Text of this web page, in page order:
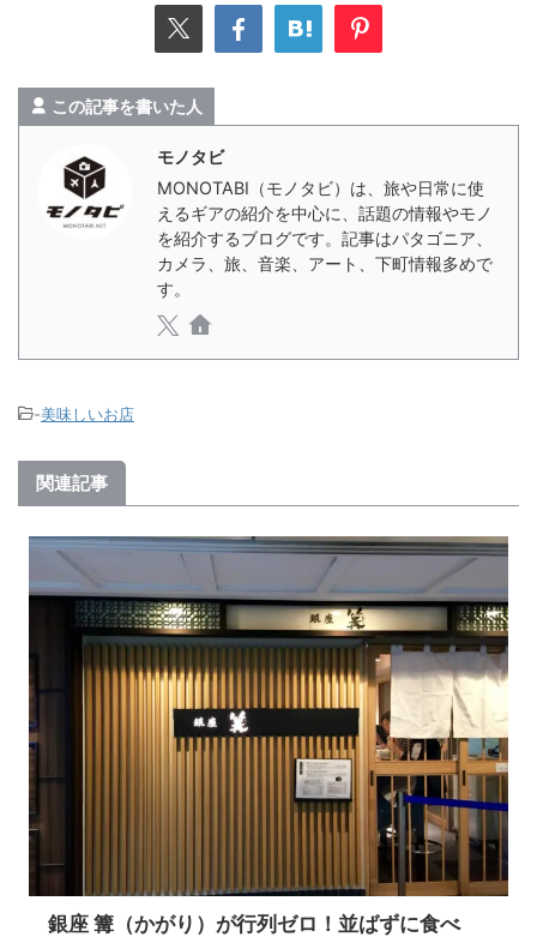
この記事を書いた人
モノタビ
MONOTABI（モノタビ）は、旅や日常に使
えるギアの紹介を中心に、話題の情報やモノ
を紹介するブログです。記事はパタゴニア、
カメラ、旅、音楽、アート、下町情報多めで
す。
-美味しいお店
関連記事
銀座 篝（かがり）が行列ゼロ！並ばずに食べ